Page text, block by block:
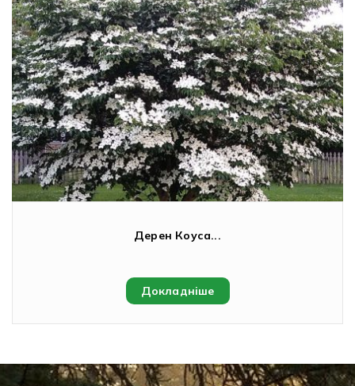
Дерен Коуса...
Докладніше